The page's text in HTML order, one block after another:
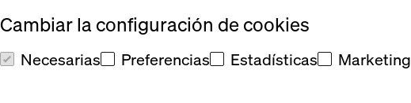
Cambiar la configuración de cookies
Necesarias Preferencias Estadísticas Marketing